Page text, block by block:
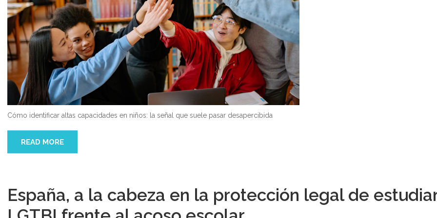
Cómo identificar altas capacidades en niños: la señal que suele pasar desapercibida
READ MORE
España, a la cabeza en la protección legal de